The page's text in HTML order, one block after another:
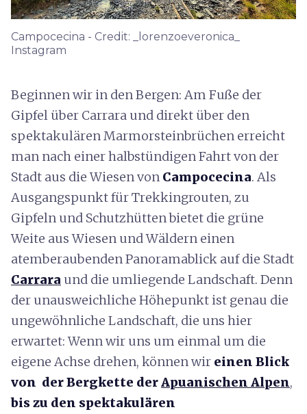
Campocecina - Credit: _lorenzoeveronica_
Instagram
Beginnen wir in den Bergen: Am Fuße der
Gipfel über Carrara und direkt über den
spektakulären Marmorsteinbrüchen erreicht
man nach einer halbstündigen Fahrt von der
Stadt aus die Wiesen von Campocecina. Als
Ausgangspunkt für Trekkingrouten, zu
Gipfeln und Schutzhütten bietet die grüne
Weite aus Wiesen und Wäldern einen
atemberaubenden Panoramablick auf die Stadt
Carrara und die umliegende Landschaft. Denn
der unausweichliche Höhepunkt ist genau die
ungewöhnliche Landschaft, die uns hier
erwartet: Wenn wir uns um einmal um die
eigene Achse drehen, können wir einen Blick
von der Bergkette derApuanischen Alpen,
bis zu den spektakulären